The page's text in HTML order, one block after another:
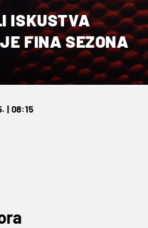
ISKUSTVA
FINA SEZONA
| 08:15